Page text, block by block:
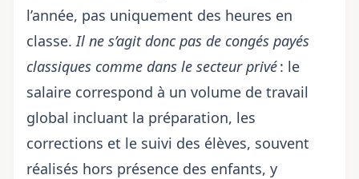
l’année, pas uniquement des heures en
classe.Il ne s’agit donc pas de congés payés
classiques comme dans le secteur privé: le
salaire correspond à un volume de travail
global incluant la préparation, les
corrections et le suivi des élèves, souvent
réalisés hors présence des enfants, y